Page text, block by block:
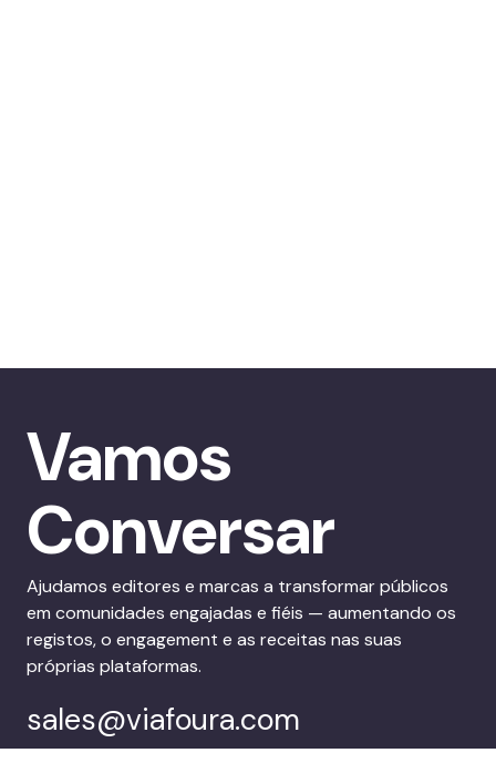
Vamos
Conversar
Ajudamos editores e marcas a transformar públicos
em comunidades engajadas e fiéis — aumentando os
registos, o engagement e as receitas nas suas
próprias plataformas.
sales@viafoura.com